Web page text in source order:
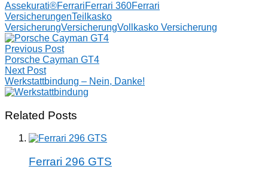
Assekurati®FerrariFerrari 360Ferrari
VersicherungenTeilkasko
VersicherungVersicherungVollkasko Versicherung
Post
navigation
Previous Post
Porsche Cayman GT4
Next Post
Werkstattbindung – Nein, Danke!
Related Posts
Ferrari 296 GTS